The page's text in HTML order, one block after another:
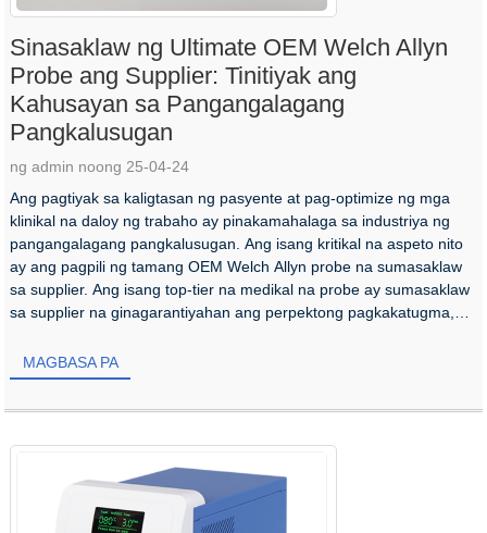
Sinasaklaw ng Ultimate OEM Welch Allyn
Probe ang Supplier: Tinitiyak ang
Kahusayan sa Pangangalagang
Pangkalusugan
ng admin noong 25-04-24
Ang pagtiyak sa kaligtasan ng pasyente at pag-optimize ng mga
klinikal na daloy ng trabaho ay pinakamahalaga sa industriya ng
pangangalagang pangkalusugan. Ang isang kritikal na aspeto nito
ay ang pagpili ng tamang OEM Welch Allyn probe na sumasaklaw
sa supplier. Ang isang top-tier na medikal na probe ay sumasaklaw
sa supplier na ginagarantiyahan ang perpektong pagkakatugma,
MAGBASA PA